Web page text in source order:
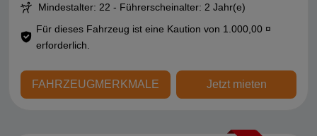
Mindestalter: 22 - Führerscheinalter: 2 Jahr(e)
Für dieses Fahrzeug ist eine Kaution von 1.000,00 ¤
erforderlich.
FAHRZEUGMERKMALE Jetzt mieten